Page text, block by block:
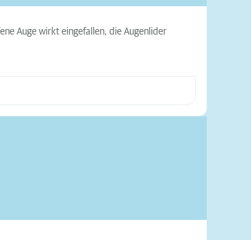
Auge wirkt eingefallen, die Augenlider